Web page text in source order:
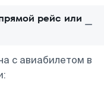
рейс или
с авиабилетом в